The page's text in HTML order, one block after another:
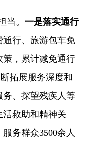
当。一是落实通行
通行、旅游包车免
策，累计减免通行
拓展服务深度和
务、探望残疾人等
活救助和精神关
服务群众3500余人